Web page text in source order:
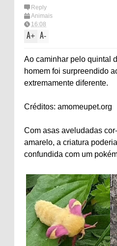
Reply
Animais
16:08
A+ A-
Ao caminhar pelo quintal
homem foi surpreendido
extremamente diferente.
Créditos: amomeupet.org
Com asas aveludadas
amarelo, a criatura
confundida com um